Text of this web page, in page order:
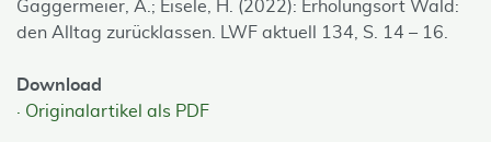
Gaggermeier, A.; Eisele, H. (2022): Erholungsort Wald:
den Alltag zurücklassen. LWF aktuell 134, S. 14 – 16.
Download
Originalartikel als PDF